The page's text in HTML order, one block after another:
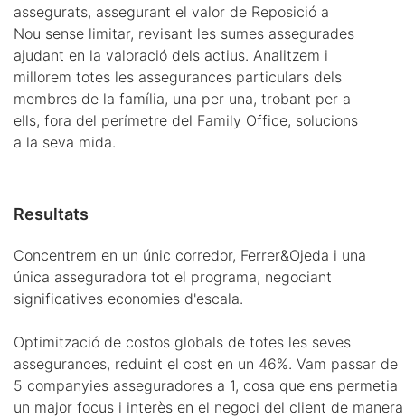
assegurats, assegurant el valor de Reposició a
Nou sense limitar, revisant les sumes assegurades
ajudant en la valoració dels actius. Analitzem i
millorem totes les assegurances particulars dels
membres de la família, una per una, trobant per a
ells, fora del perímetre del Family Office, solucions
a la seva mida.
Resultats
Concentrem en un únic corredor, Ferrer&Ojeda i una
única asseguradora tot el programa, negociant
significatives economies d'escala.
Optimització de costos globals de totes les seves
assegurances, reduint el cost en un 46%. Vam passar de
5 companyies asseguradores a 1, cosa que ens permetia
un major focus i interès en el negoci del client de manera